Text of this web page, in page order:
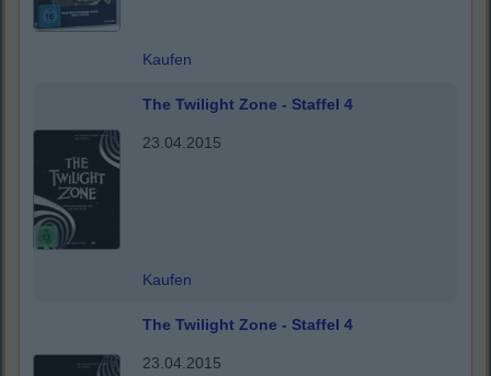
Kaufen
The Twilight Zone - Staffel 4
23.04.2015
Kaufen
The Twilight Zone - Staffel 4
23.04.2015